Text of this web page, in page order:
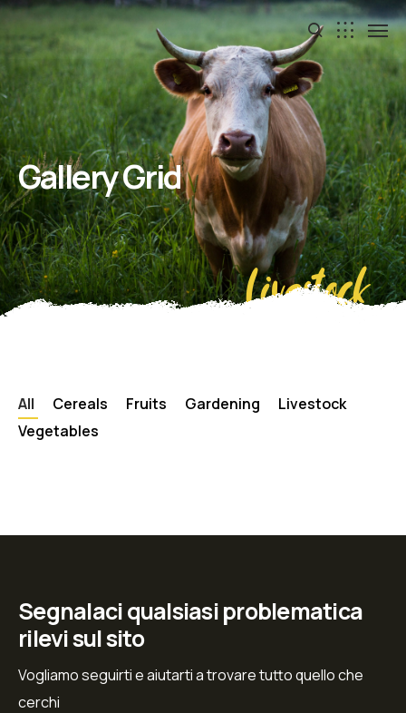
Gallery Grid
Livestock
All Cereals Fruits Gardening
Livestock
Vegetables
Segnalaci qualsiasi problematica
rilevi sul sito
Vogliamo seguirti e aiutarti a trovare tutto quello che
cerchi